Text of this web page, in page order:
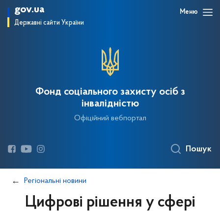
gov.ua
Державні сайти України
Меню
Фонд соціального захисту осіб з
інвалідністю
Офіційний вебпортал
Пошук
Регіональні новини
Цифрові рішення у сфері